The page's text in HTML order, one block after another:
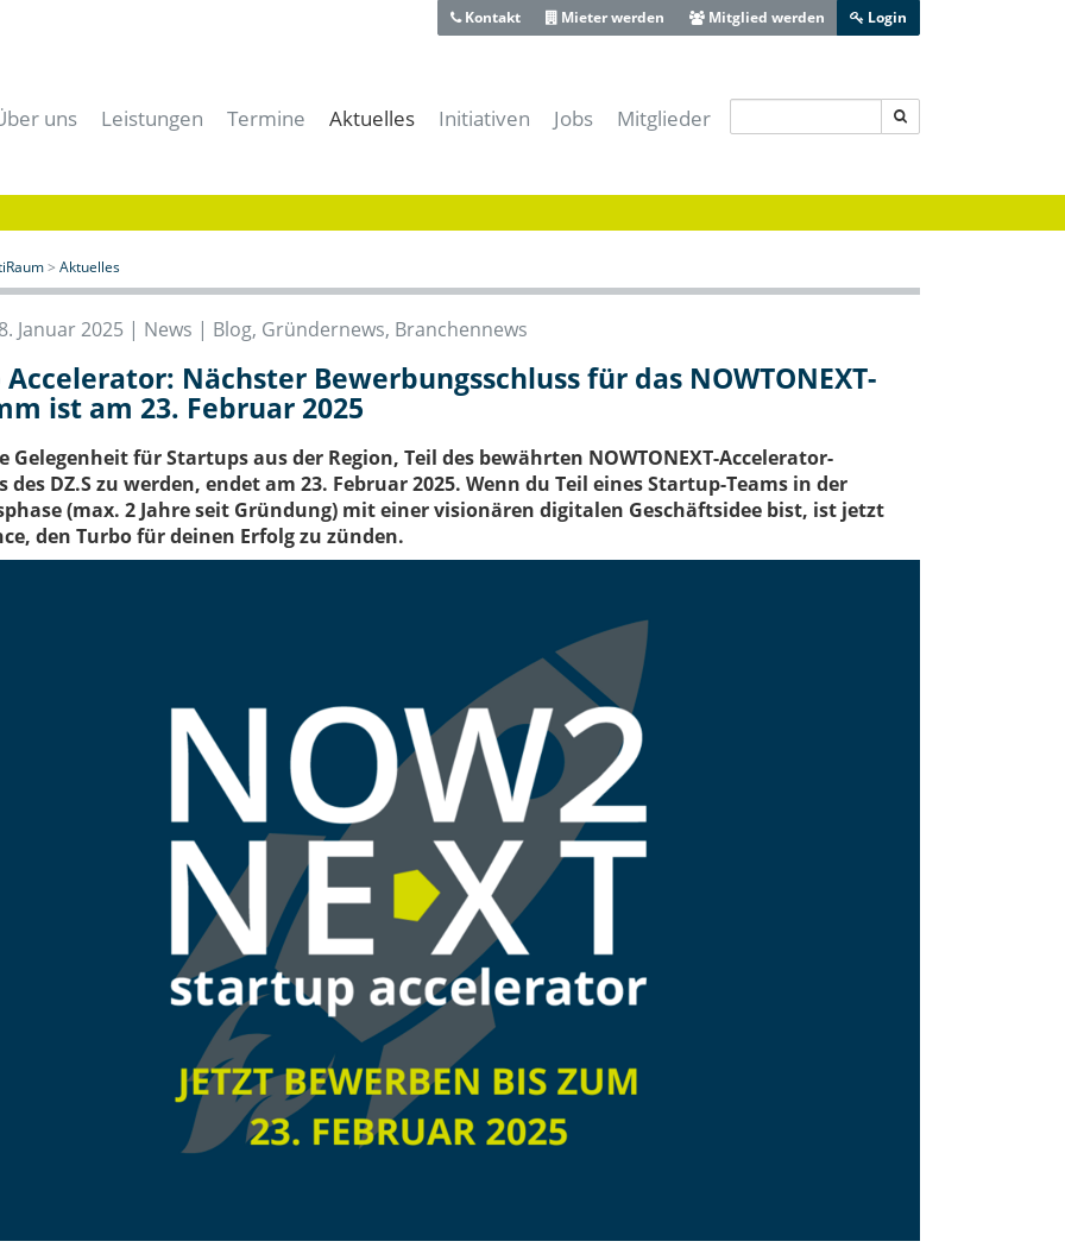
uns
und Gründerzentrum
und Partner
und Mediacenter
Leistungen
Für Unternehmer
Für Forschung & Lehre
Für Anwender
Für Studenten & Absolventen
Für Experten
Meeting- & Eventräume mieten
Coworking Space
Termine
aitiRaum Termine
Mitglieder Termine
Aktuelles
News | Blog
Gründernews
Branchennews
Expertennews
Initiativen
Bayerisches IT-Sicherheitscluster e.V.
eBusiness-Lotse Schwaben
Digitales Zentrum Schwaben
IT-Offensive Bayerisch-Schwaben
Start-Up Augsburg
Jobs Mitglieder
Kontakt Mieter werden Mitglied werden Login
> Aktuelles
Januar 2025 | News | Blog, Gründernews, Branchennews
Nächster Bewerbungsschluss für das NOWTONEXT-
ist am 23. Februar 2025
Gelegenheit für Startups aus der Region, Teil des bewährten NOWTONEXT-Accelerator-
des DZ.S zu werden, endet am 23. Februar 2025. Wenn du Teil eines Startup-Teams in der
(max. 2 Jahre seit Gründung) mit einer visionären digitalen Geschäftsidee bist, ist jetzt
den Turbo für deinen Erfolg zu zünden.